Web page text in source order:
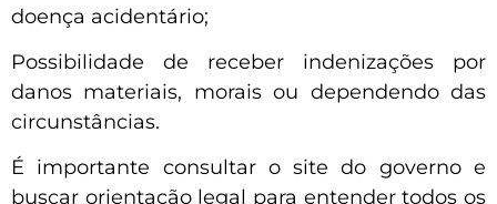
doença acidentário;
Possibilidade de receber indenizações por
danos materiais, morais ou dependendo das
circunstâncias.
É importante consultar o site do governo e
buscar orientação legal para entender todos os